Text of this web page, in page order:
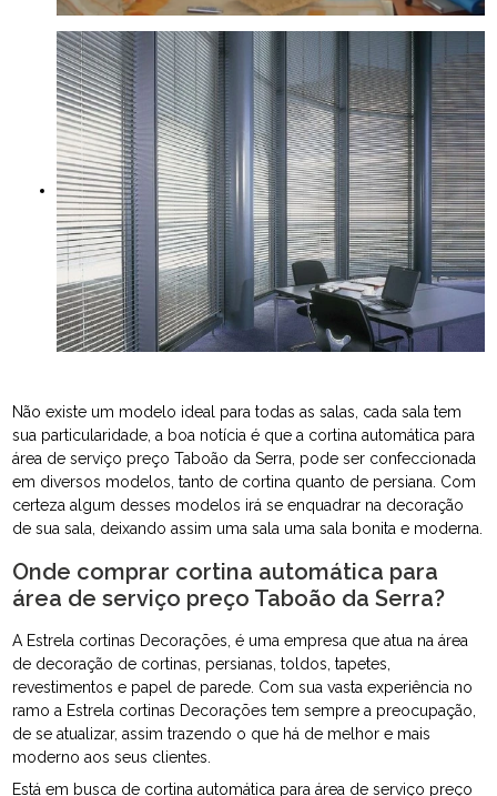
Não existe um modelo ideal para todas as salas, cada sala tem
sua particularidade, a boa notícia é que a cortina automática para
área de serviço preço Taboão da Serra, pode ser confeccionada
em diversos modelos, tanto de cortina quanto de persiana. Com
certeza algum desses modelos irá se enquadrar na decoração
de sua sala, deixando assim uma sala uma sala bonita e moderna.
Onde comprar cortina automática para
área de serviço preço Taboão da Serra?
A Estrela cortinas Decorações, é uma empresa que atua na área
de decoração de cortinas, persianas, toldos, tapetes,
revestimentos e papel de parede. Com sua vasta experiência no
ramo a Estrela cortinas Decorações tem sempre a preocupação,
de se atualizar, assim trazendo o que há de melhor e mais
moderno aos seus clientes.
Está em busca de cortina automática para área de serviço preço